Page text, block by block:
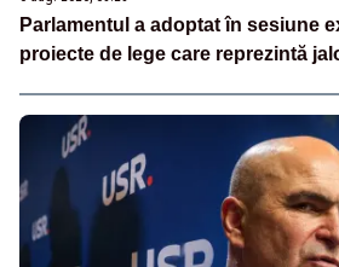
Parlamentul a adoptat în sesiune
proiecte de lege care reprezintă